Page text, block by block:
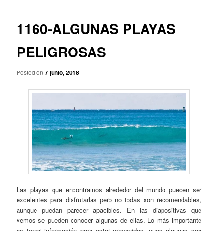
e
g
d
e
n
r
a
d
a
1160-ALGUNAS PLAYAS
PELIGROSAS
Posted on7 junio, 2018
Las playas que encontramos alrededor del mundo pueden ser
excelentes para disfrutarlas pero no todas son recomendables,
aunque puedan parecer apacibles. En las diapositivas que
vemos se pueden conocer algunas de ellas. Lo más importante